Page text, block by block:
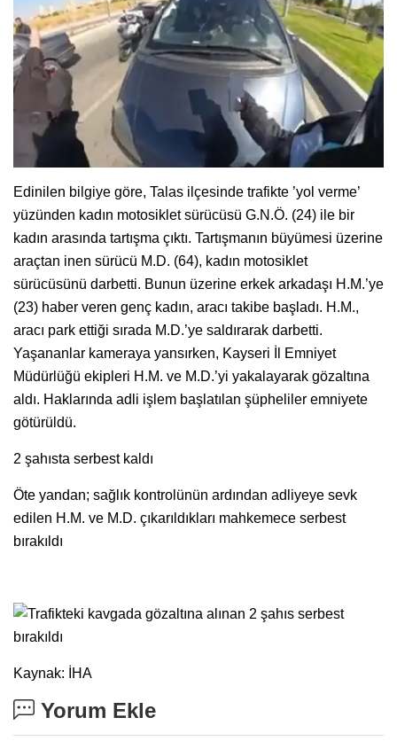
Edinilen bilgiye göre, Talas ilçesinde trafikte ’yol verme’
yüzünden kadın motosiklet sürücüsü G.N.Ö. (24) ile bir
kadın arasında tartışma çıktı. Tartışmanın büyümesi üzerine
araçtan inen sürücü M.D. (64), kadın motosiklet
sürücüsünü darbetti. Bunun üzerine erkek arkadaşı H.M.’ye
(23) haber veren genç kadın, aracı takibe başladı. H.M.,
aracı park ettiği sırada M.D.’ye saldırarak darbetti.
Yaşananlar kameraya yansırken, Kayseri İl Emniyet
Müdürlüğü ekipleri H.M. ve M.D.’yi yakalayarak gözaltına
aldı. Haklarında adli işlem başlatılan şüpheliler emniyete
götürüldü.
2 şahısta serbest kaldı
Öte yandan; sağlık kontrolünün ardından adliyeye sevk
edilen H.M. ve M.D. çıkarıldıkları mahkemece serbest
bırakıldı
Kaynak: İHA
Yorum Ekle